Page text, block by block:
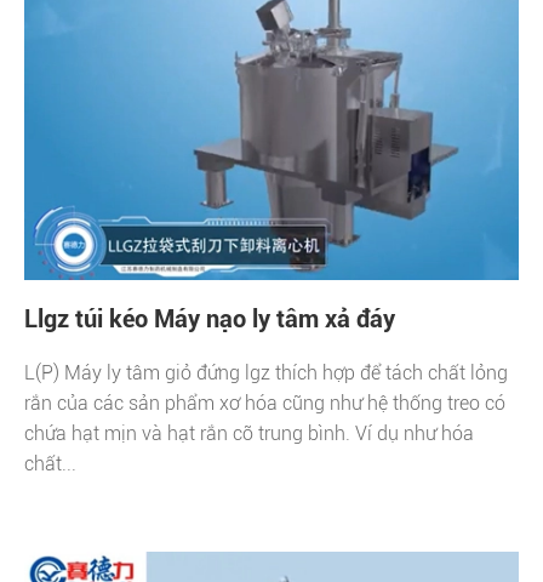
Llgz túi kéo Máy nạo ly tâm xả đáy
L(P) Máy ly tâm giỏ đứng lgz thích hợp để tách chất lỏng
rắn của các sản phẩm xơ hóa cũng như hệ thống treo có
chứa hạt mịn và hạt rắn cỡ trung bình. Ví dụ như hóa
chất...